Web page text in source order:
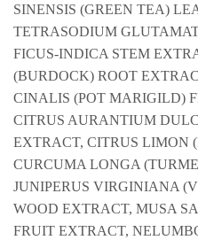
SINENSIS (GREEN TEA)
TETRASODIUM
FICUS-INDICA STEM
(BURDOCK) ROOT
CINALIS (POT MARIGILD)
CITRUS AURANTIUM
EXTRACT, CITRUS LIMON
CURCUMA LONGA
JUNIPERUS VIRGINIANA
WOOD EXTRACT, MUSA
FRUIT EXTRACT,